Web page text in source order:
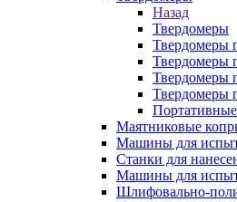
Назад
Твердомеры
Твердомеры
Твердомеры
Твердомеры
Твердомеры
Маятниковые
Машины для
Станки для
Машины для
Шлифовально-